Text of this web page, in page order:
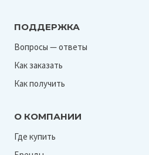
ПОДДЕРЖКА
Вопросы — ответы
Как заказать
Как получить
О КОМПАНИИ
Где купить